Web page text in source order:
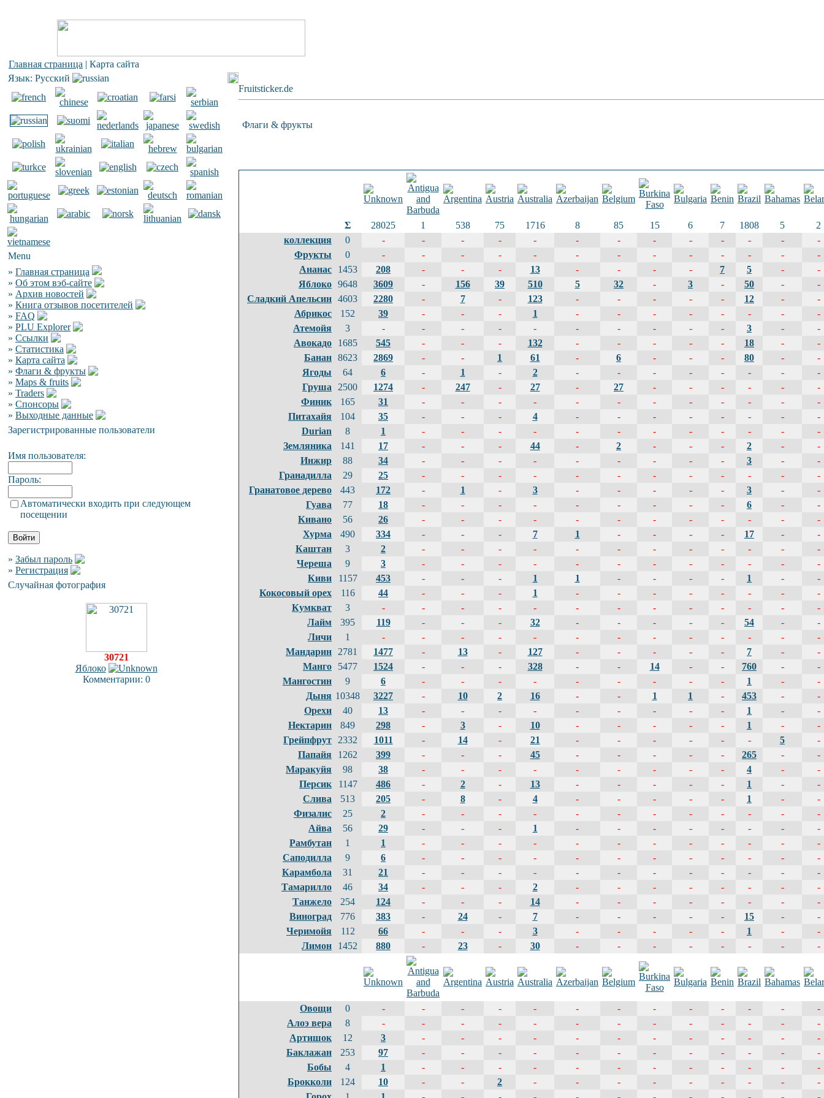
Главная страница | Карта сайта
Язык: Русский
Menu
» Главная страница
» Об этом вэб-сайте
» Архив новостей
» Книга отзывов посетителей
» FAQ
» PLU Explorer
» Ссылки
» Статистика
» Карта сайта
» Флаги & фрукты
» Maps & fruits
» Traders
» Спонсоры
» Выходные данные
Зарегистрированные пользователи
Имя пользователя:
Пароль:
Автоматически входить при следующем
посещении
» Забыл пароль
» Регистрация
Случайная фотография
30721
Яблоко
Комментарии: 0
Fruitsticker.de
Флаги & фрукты
Σ 28025 1 538 75 1716 8 85 15 6 7 1808 5
2
коллекция
0 - - - - - - - - - - - -
-
Фрукты
0 - - - - - - - - - - - -
-
Ананас
1453 208 - - - 13 - - - - 7 5 -
-
Яблоко 9648 3609 - 156 39 510 5 32 - 3 - 50 -
-
Сладкий Апельсин 4603 2280 - 7 - 123 - - - - - 12 -
-
Абрикос
152 39 - - - 1 - - - - - - -
-
Атемойя
3 - - - - - - - - - - 3 -
-
Авокадо
1685 545 - - - 132 - - - - - 18 -
-
Банан 8623 2869 - - 1 61 - 6 - - - 80 -
-
Ягоды
64 6 - 1 - 2 - - - - - - -
-
Груша
2500 1274 - 247 - 27 - 27 - - - - -
-
Финик
165 31 - - - - - - - - - - -
-
Питахайя
104 35 - - - 4 - - - - - - -
-
Durian
8 1 - - - - - - - - - - -
-
Земляника
141 17 - - - 44 - 2 - - - 2 -
-
Инжир
88 34 - - - - - - - - - 3 -
-
Гранадилла
29 25 - - - - - - - - - - -
-
Гранатовое дерево
443 172 - 1 - 3 - - - - - 3 -
-
Гуава
77 18 - - - - - - - - - 6 -
-
Кивано
56 26 - - - - - - - - - - -
-
Хурма
490 334 - - - 7 1 - - - - 17 -
-
Каштан
3 2 - - - - - - - - - - -
-
Череша
9 3 - - - - - - - - - - -
-
Киви
1157 453 - - - 1 1 - - - - 1 -
-
Кокосовый орех
116 44 - - - 1 - - - - - - -
-
Кумкват
3 - - - - - - - - - - - -
-
Лайм
395 119 - - - 32 - - - - - 54 -
-
Личи
1 - - - - - - - - - - - -
-
Мандарин
2781 1477 - 13 - 127 - - - - - 7 -
-
Манго
5477 1524 - - - 328 - - 14 - - 760 -
-
Мангостин
9 6 - - - - - - - - - 1 -
-
Дыня 10348 3227 - 10 2 16 - - 1 1 - 453 -
-
Орехи
40 13 - - - - - - - - - 1 -
-
Нектарин
849 298 - 3 - 10 - - - - - 1 -
-
Грейпфрут
2332 1011 - 14 - 21 - - - - - - 5
-
Папайя
1262 399 - - - 45 - - - - - 265 -
-
Маракуйя
98 38 - - - - - - - - - 4 -
-
Персик
1147 486 - 2 - 13 - - - - - 1 -
-
Слива
513 205 - 8 - 4 - - - - - 1 -
-
Физалис
25 2 - - - - - - - - - - -
-
Айва
56 29 - - - 1 - - - - - - -
-
Рамбутан
1 1 - - - - - - - - - - -
-
Саподилла
9 6 - - - - - - - - - - -
-
Карамбола
31 21 - - - - - - - - - - -
-
Тамарилло
46 34 - - - 2 - - - - - - -
-
Танжело
254 124 - - - 14 - - - - - - -
-
Виноград
776 383 - 24 - 7 - - - - - 15 -
-
Черимойя
112 66 - - - 3 - - - - - 1 -
-
Лимон
1452 880 - 23 - 30 - - - - - - - -
Овощи 0 - - - - - - - - - - - -
-
Алоэ вера
8 - - - - - - - - - - - -
-
Артишок
12 3 - - - - - - - - - - -
-
Баклажан
253 97 - - - - - - - - - - -
-
Бобы
4 1 - - - - - - - - - - -
-
Брокколи
124 10 - - 2 - - - - - - - -
-